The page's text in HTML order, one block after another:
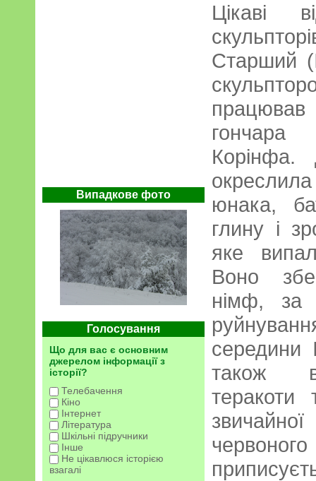
Випадкове фото
Голосування
Що для вас є основним
джерелом інформації з
історії?
Телебачення
Кіно
Інтернет
Література
Шкільні підручники
Інше
Не цікавлюся історією
взагалі
Цікаві
Старший
Корінфа.
окреслила
юнака,
глину і
яке
Воно
німф, за
середини
також
теракоти